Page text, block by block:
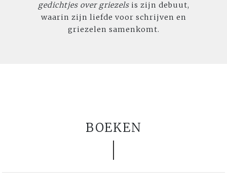
gedichtjes over griezelsis zijn debuut,
waarin zijn liefde voor schrijven en
griezelen samenkomt.
BOEKEN